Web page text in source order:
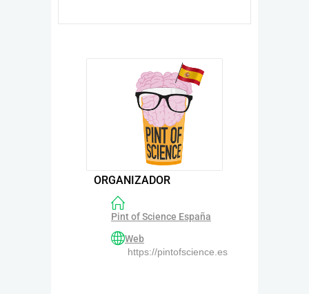
ORGANIZADOR
Pint of Science España
Web
https://pintofscience.es